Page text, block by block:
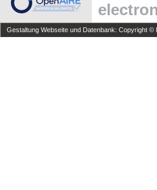
Gestaltung Webseite und Datenbank: Copyright